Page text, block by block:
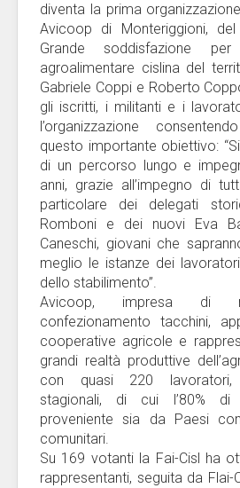
diventa la prima
Avicoop di Monteriggioni,
Grande soddisfazione
agroalimentare cislina del
Gabriele Coppi e Roberto
gli iscritti, i militanti e i
l’organizzazione
questo importante obiettivo:
di un percorso lungo e
anni, grazie all’impegno di
particolare dei delegati
Romboni e dei nuovi Eva
Caneschi, giovani che
meglio le istanze dei
dello stabilimento”.
Avicoop, impresa di
confezionamento tacchini,
cooperative agricole e
grandi realtà produttive
con quasi 220 lavoratori,
stagionali, di cui l’80% di
proveniente sia da Paesi
comunitari.
Su 169 votanti la Fai-Cisl ha
rappresentanti, seguita da Flai-